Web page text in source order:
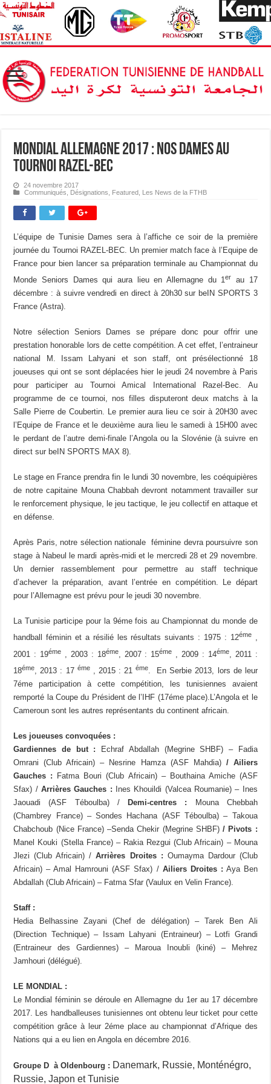
Mondial Allemagne 2017 : Nos Dames au
Tournoi RAZEL-BEC
24 novembre 2017
Communiqués
Désignations Featured Les News de la FTHB
L’équipe de Tunisie Dames sera à l’affiche ce soir de la première
journée du Tournoi RAZEL-BEC. Un premier match face à l’Equipe de
France pour bien lancer sa préparation terminale au Championnat du
Monde Seniors Dames qui aura lieu en Allemagne du 1er
au 17
décembre : à suivre vendredi en direct à 20h30 sur beIN SPORTS 3
France (Astra).
Notre sélection Seniors Dames se prépare donc pour offrir une
prestation honorable lors de cette compétition. A cet effet, l’entraineur
national M. Issam Lahyani et son staff, ont présélectionné 18
joueuses qui ont se sont déplacées hier le jeudi 24 novembre à Paris
pour participer au Tournoi Amical International Razel-Bec. Au
programme de ce tournoi, nos filles disputeront deux matchs à la
Salle Pierre de Coubertin. Le premier aura lieu ce soir à 20H30 avec
l’Equipe de France et le deuxième aura lieu le samedi à 15H00 avec
le perdant de l’autre demi-finale l’Angola ou la Slovénie (à suivre en
direct sur beIN SPORTS MAX 8).
Le stage en France prendra fin le lundi 30 novembre, les coéquipières
de notre capitaine Mouna Chabbah devront notamment travailler sur
le renforcement physique, le jeu tactique, le jeu collectif en attaque et
en défense.
Après Paris, notre sélection nationale féminine devra poursuivre son
stage à Nabeul le mardi après-midi et le mercredi 28 et 29 novembre.
Un dernier rassemblement pour permettre au staff technique
d’achever la préparation, avant l’entrée en compétition. Le départ
pour l’Allemagne est prévu pour le jeudi 30 novembre.
La Tunisie participe pour la 9éme fois au Championnat du monde de
handball féminin et a résilié les résultats suivants : 1975 : 12éme,
2001 : 19éme , 2003 : 18éme, 2007 : 15éme , 2009 : 14éme, 2011 :
18éme, 2013 : 17 éme, 2015 : 21éme. En Serbie 2013, lors de leur
7éme participation à cette compétition, les tunisiennes avaient
remporté la Coupe du Président de l’IHF (17éme place).L’Angola et le
Cameroun sont les autres représentants du continent africain.
Les joueuses convoquées :
Gardiennes de but : Echraf Abdallah (Megrine SHBF) – Fadia
Omrani (Club Africain) – Nesrine Hamza (ASF Mahdia) / Ailiers
Gauches : Fatma Bouri (Club Africain) – Bouthaina Amiche (ASF
Sfax) / Arrières Gauches :
Ines Khouildi (Valcea Roumanie) – Ines
Jaouadi (ASF Téboulba) /
Demi-centres : Mouna Chebbah
(Chambrey France) – Sondes Hachana (ASF Téboulba) – Takoua
Chabchoub (Nice France) –Senda Chekir (Megrine SHBF)/ Pivots :
Manel Kouki (Stella France) – Rakia Rezgui (Club Africain) – Mouna
Jlezi (Club Africain) /Arrières Droites : Oumayma Dardour (Club
Africain) – Amal Hamrouni (ASF Sfax) / Ailiers Droites : Aya Ben
Abdallah (Club Africain) – Fatma Sfar (Vaulux en Velin France).
Staff :
Hedia Belhassine Zayani (Chef de délégation) – Tarek Ben Ali
(Direction Technique) – Issam Lahyani (Entraineur) – Lotfi Grandi
(Entraineur des Gardiennes) – Maroua Inoubli (kiné) – Mehrez
Jamhouri (délégué).
LE MONDIAL :
Le Mondial féminin se déroule en Allemagne du 1er au 17 décembre
2017. Les handballeuses tunisiennes ont obtenu leur ticket pour cette
compétition grâce à leur 2éme place au championnat d’Afrique des
Nations qui a eu lien en Angola en décembre 2016.
Groupe D àOldenbourg : Danemark, Russie, Monténégro,
Russie, Japon et Tunisie